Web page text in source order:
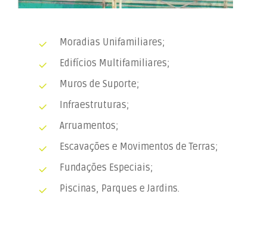
Moradias Unifamiliares;
Edifícios Multifamiliares;
Muros de Suporte;
Infraestruturas;
Arruamentos;
Escavações e Movimentos de Terras;
Fundações Especiais;
Piscinas, Parques e Jardins.